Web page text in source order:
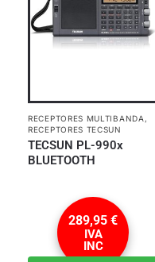
RECEPTORES MULTIBANDA ,
RECEPTORES TECSUN
TECSUN PL-990x
BLUETOOTH
289,95 €
IVA
INC